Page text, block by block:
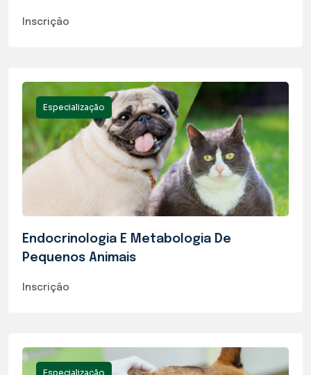
Inscrição
Especialização
Endocrinologia E Metabologia De
Pequenos Animais
Inscrição
Especialização